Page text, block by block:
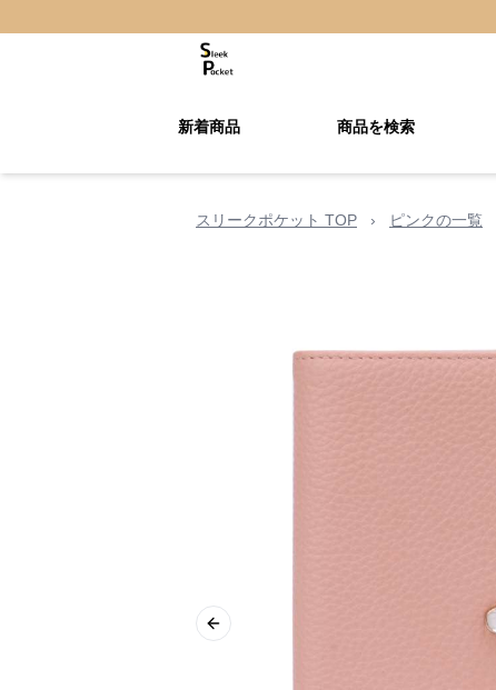
新着商品 商品を検索
スリークポケット TOP › ピンクの一覧
Previous slide